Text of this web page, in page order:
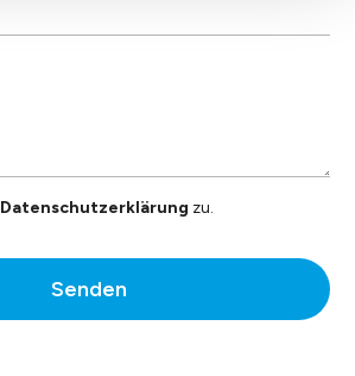
Datenschutzerklärung zu.
Senden